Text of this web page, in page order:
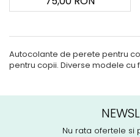
Autocolante de perete pentru
pentru copii. Diverse modele cu
Nu rata ofertele si